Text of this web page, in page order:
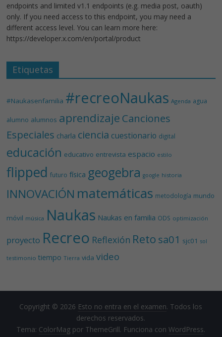
endpoints and limited v1.1 endpoints (e.g. media post, oauth)
only. If you need access to this endpoint, you may need a
different access level. You can learn more here:
https://developer.x.com/en/portal/product
Etiquetas
#Naukasenfamilia #recreoNaukas Agenda agua
alumno alumnos aprendizaje Canciones
Especiales charla ciencia cuestionario digital
educación educativo entrevista espacio estilo
flipped futuro física geogebra google historia
INNOVACIÓN matemáticas metodología mundo
móvil música Naukas Naukas en familia ODS optimización
proyecto Recreo Reflexión Reto sa01 sjc01 sol
testimonio tiempo Tierra vida video
Copyright © 2026 Esto no entra en el examen. Todos los
derechos reservados.
Tema: ColorMag por ThemeGrill. Funciona conWordPress.